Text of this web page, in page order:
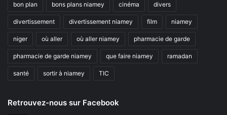
bon plan bons plans niamey cinéma divers
divertissement divertissement niamey film niamey
niger où aller où aller niamey pharmacie de garde
pharmacie de garde niamey que faire niamey ramadan
santé sortir à niamey TIC
Retrouvez-nous sur Facebook